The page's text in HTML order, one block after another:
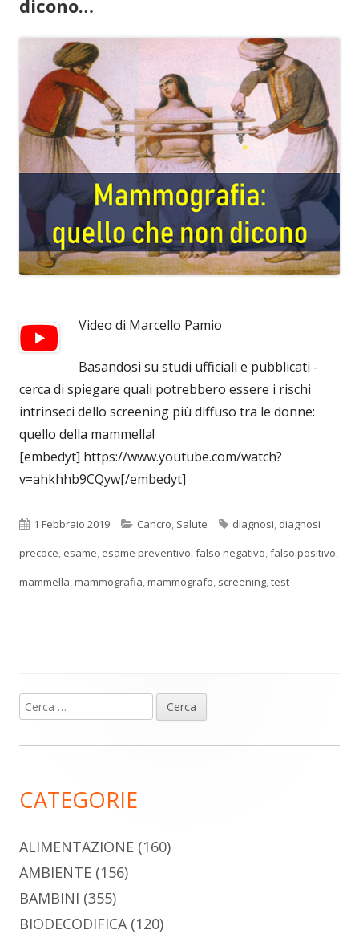
dicono…
Video di Marcello Pamio
Basandosi su studi ufficiali e pubblicati -
cerca di spiegare quali potrebbero essere i rischi
intrinseci dello screening più diffuso tra le donne:
quello della mammella!
[embedyt] https://www.youtube.com/watch?
v=ahkhhb9CQyw[/embedyt]
Pubblicato
1 Febbraio 2019 Categorie
Cancro, Salute Tag
diagnosi, diagnosi
precoce, esame, esame preventivo,falso negativo,falso positivo,
mammella,mammografia,mammografo, screening,test
Barra
laterale
Ricerca
per:
CATEGORIE
ALIMENTAZIONE (160)
AMBIENTE (156)
BAMBINI (355)
BIODECODIFICA (120)